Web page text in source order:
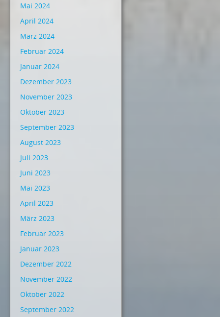
Mai 2024
April 2024
März 2024
Februar 2024
Januar 2024
Dezember 2023
November 2023
Oktober 2023
September 2023
August 2023
Juli 2023
Juni 2023
Mai 2023
April 2023
März 2023
Februar 2023
Januar 2023
Dezember 2022
November 2022
Oktober 2022
September 2022